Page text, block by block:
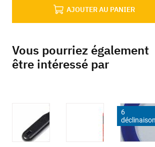
AJOUTER AU PANIER
Vous pourriez également
être intéressé par
6